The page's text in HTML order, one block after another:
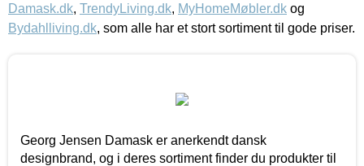
Damask.dk, TrendyLiving.dk, MyHomeMøbler.dk og
Bydahlliving.dk, som alle har et stort sortiment til gode priser.
Georg Jensen Damask er anerkendt dansk
designbrand, og i deres sortiment finder du produkter til